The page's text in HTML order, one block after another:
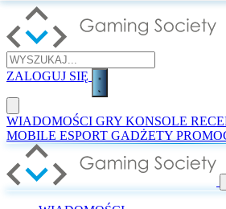
ZALOGUJ SIĘ
WIADOMOŚCI GRY KONSOLE
MOBILE ESPORT GADŻETY